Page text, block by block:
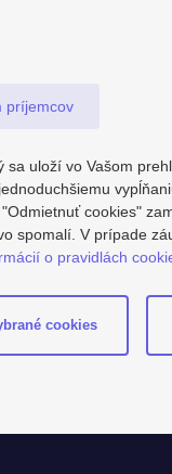
príjemcov
uloží vo Vašom
cookies"
spomalí. V prípade
o pravidlách
cookies